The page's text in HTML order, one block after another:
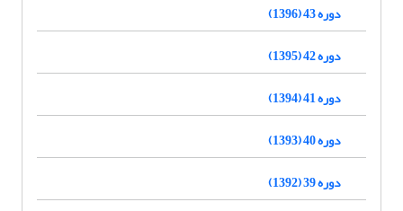
دوره 43 (1396)
دوره 42 (1395)
دوره 41 (1394)
دوره 40 (1393)
دوره 39 (1392)